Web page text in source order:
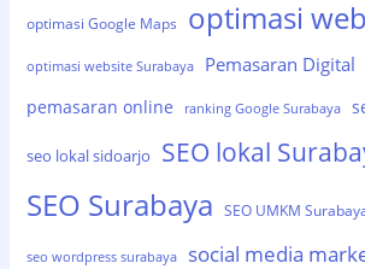
optimasi Google Maps optimasi
optimasi website Surabaya Pemasaran Digital
pemasaran online ranking Google Surabaya
seo lokal sidoarjo SEO lokal
SEO Surabaya SEO UMKM
seo wordpress surabaya social media